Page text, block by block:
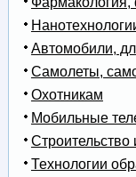
Автомобили,
Самолеты,
Охотникам
Мобильные
Строительство
Технологии